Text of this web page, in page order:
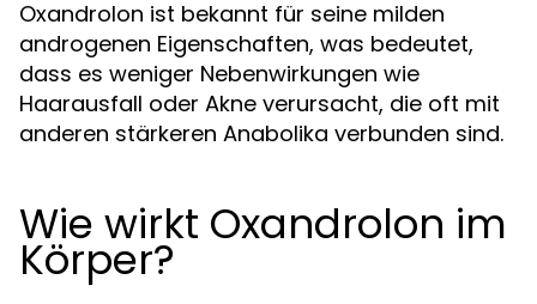
Oxandrolon ist bekannt für seine milden
androgenen Eigenschaften, was bedeutet,
dass es weniger Nebenwirkungen wie
Haarausfall oder Akne verursacht, die oft mit
anderen stärkeren Anabolika verbunden sind.
Wie wirkt Oxandrolon im
Körper?